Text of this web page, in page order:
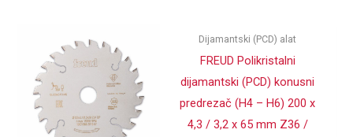
Dijamantski (PCD) alat
FREUD Polikristalni
dijamantski (PCD) konusni
predrezač (H4 – H6) 200 x
4,3 / 3,2 x 65 mm Z36 /